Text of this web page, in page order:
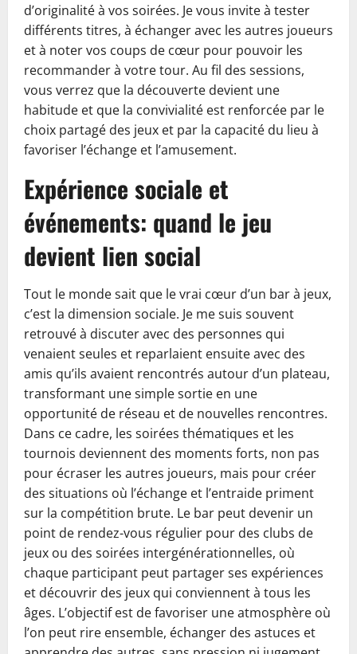
d’originalité à vos soirées. Je vous invite à tester
différents titres, à échanger avec les autres joueurs
et à noter vos coups de cœur pour pouvoir les
recommander à votre tour. Au fil des sessions,
vous verrez que la découverte devient une
habitude et que la convivialité est renforcée par le
choix partagé des jeux et par la capacité du lieu à
favoriser l’échange et l’amusement.
Expérience sociale et
événements: quand le jeu
devient lien social
Tout le monde sait que le vrai cœur d’un bar à jeux,
c’est la dimension sociale. Je me suis souvent
retrouvé à discuter avec des personnes qui
venaient seules et reparlaient ensuite avec des
amis qu’ils avaient rencontrés autour d’un plateau,
transformant une simple sortie en une
opportunité de réseau et de nouvelles rencontres.
Dans ce cadre, les soirées thématiques et les
tournois deviennent des moments forts, non pas
pour écraser les autres joueurs, mais pour créer
des situations où l’échange et l’entraide priment
sur la compétition brute. Le bar peut devenir un
point de rendez-vous régulier pour des clubs de
jeux ou des soirées intergénérationnelles, où
chaque participant peut partager ses expériences
et découvrir des jeux qui conviennent à tous les
âges. L’objectif est de favoriser une atmosphère où
l’on peut rire ensemble, échanger des astuces et